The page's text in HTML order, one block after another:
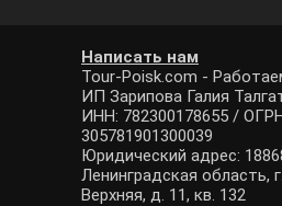
Написать нам
Tour-Poisk.com -
ИП Зарипова Галия
ИНН: 782300178655 /
305781901300039
Юридический адрес:
Ленинградская область,
Верхняя, д. 11, кв. 132